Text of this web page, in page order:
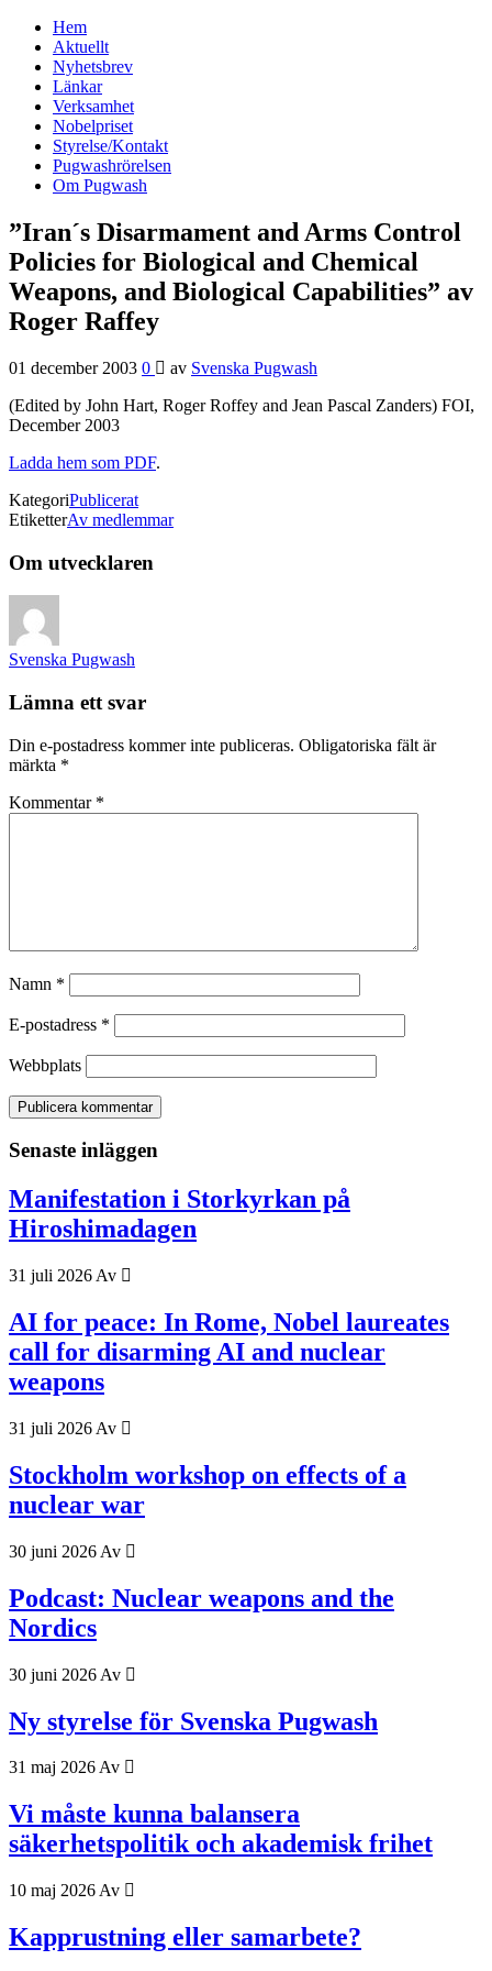
Svenska Pugwash
Hem
Aktuellt
Nyhetsbrev
Länkar
Verksamhet
Nobelpriset
Styrelse/Kontakt
Pugwashrörelsen
Om Pugwash
”Iran´s Disarmament and Arms Control
Policies for Biological and Chemical
Weapons, and Biological Capabilities” av
Roger Raffey
01 december 2003 0 av Svenska Pugwash
(Edited by John Hart, Roger Roffey and Jean Pascal Zanders) FOI,
December 2003
Ladda hem som PDF.
KategoriPublicerat
EtiketterAv medlemmar
Om utvecklaren
Svenska Pugwash
Lämna ett svar
Din e-postadress kommer inte publiceras. Obligatoriska fält är
märkta *
Kommentar *
Namn *
E-postadress *
Webbplats
Senaste inläggen
Manifestation i Storkyrkan på
Hiroshimadagen
31 juli 2026 Av
AI for peace: In Rome, Nobel laureates
call for disarming AI and nuclear
weapons
31 juli 2026 Av
Stockholm workshop on effects of a
nuclear war
30 juni 2026 Av
Podcast: Nuclear weapons and the
Nordics
30 juni 2026 Av
Ny styrelse för Svenska Pugwash
31 maj 2026Av
Vi måste kunna balansera
säkerhetspolitik och akademisk frihet
10 maj 2026 Av
Kapprustning eller samarbete?